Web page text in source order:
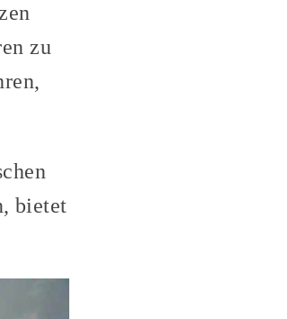
zu
bietet